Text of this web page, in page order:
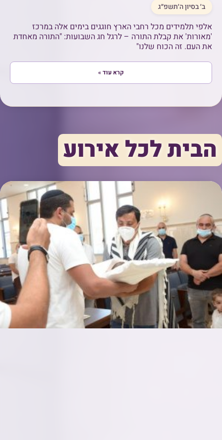
ב׳ בסיון ה׳תשפ״ג
אלפי תלמידים מכל רחבי הארץ חוגגים בימים אלה במרכז
'מאורות' את קבלת התורה – לרגל חג השבועות: "התורה מאחדת
את העם. זה הכוח שלנו"
קרא עוד »
הבית לכל אירוע